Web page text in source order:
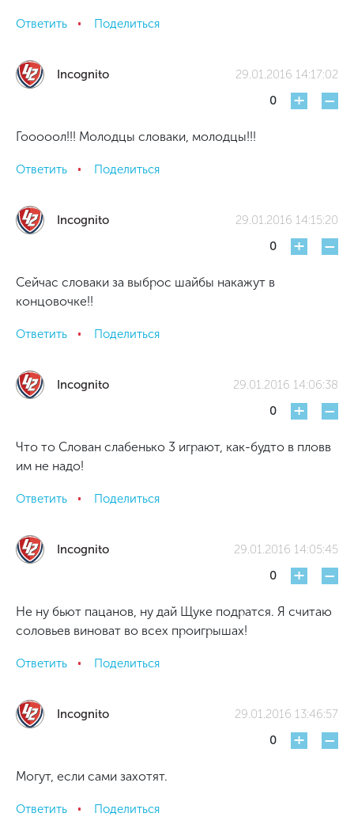
Ответить Поделиться
Incognito
29.01.2016 14:17:02
0
+ -
Гооооол!!! Молодцы словаки, молодцы!!!
Ответить Поделиться
Incognito
29.01.2016 14:15:20
0
+ -
Сейчас словаки за выброс шайбы накажут в
концовочке!!
Ответить Поделиться
Incognito
29.01.2016 14:06:38
0
+ -
Что то Слован слабенько 3 играют, как-будто в пловв
им не надо!
Ответить Поделиться
Incognito
29.01.2016 14:05:45
0
+ -
Не ну бьют пацанов, ну дай Щуке подратся. Я считаю
соловьев виноват во всех проигрышах!
Ответить Поделиться
Incognito
29.01.2016 13:46:57
0
+ -
Могут, если сами захотят.
Ответить Поделиться